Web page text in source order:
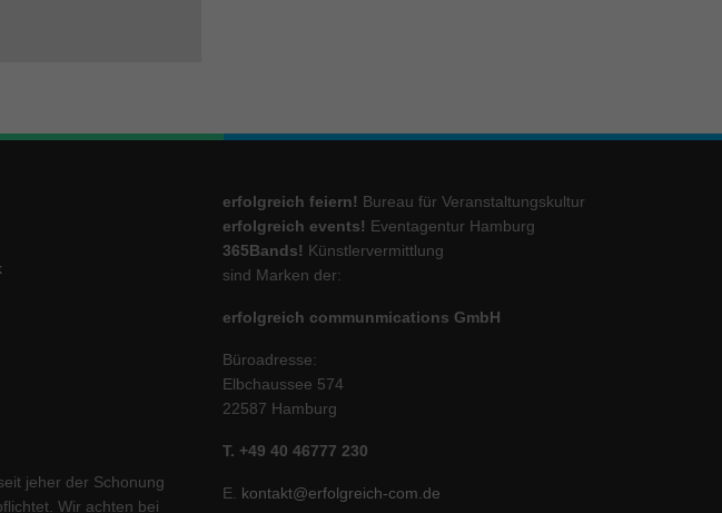
jeher der Schonung
Wir achten bei
erfolgreich feiern! Bureau für Veranstaltungskultur
erfolgreich events! Eventagentur Hamburg
365Bands! Künstlervermittlung
sind Marken der:
erfolgreich communmications GmbH
Büroadresse:
Elbchaussee 574
22587 Hamburg
T. +49 40 46777 230
E. kontakt@erfolgreich-com.de